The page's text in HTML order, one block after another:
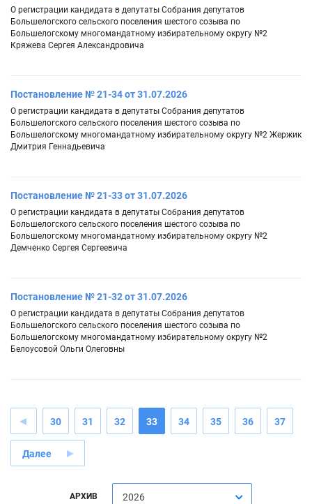
О регистрации кандидата в депутаты Собрания депутатов
Большелогского сельского поселения шестого созыва по
Большелогскому многомандатному избирательному округу №2
Кряжева Сергея Александровича
Постановление № 21-34 от 31.07.2026
О регистрации кандидата в депутаты Собрания депутатов
Большелогского сельского поселения шестого созыва по
Большелогскому многомандатному избирательному округу №2 Жержик
Дмитрия Геннадьевича
Постановление № 21-33 от 31.07.2026
О регистрации кандидата в депутаты Собрания депутатов
Большелогского сельского поселения шестого созыва по
Большелогскому многомандатному избирательному округу №2
Демченко Сергея Сергеевича
Постановление № 21-32 от 31.07.2026
О регистрации кандидата в депутаты Собрания депутатов
Большелогского сельского поселения шестого созыва по
Большелогскому многомандатному избирательному округу №2
Белоусовой Ольги Олеговны
30 31 32 33 34 35 36 37
Далее
АРХИВ 2026